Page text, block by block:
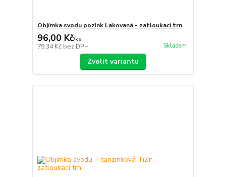
Objímka svodu pozink Lakovaná - zatloukací trn
96,00 Kč/ks
79,34 Kč bez DPH Skladem
Zvolit variantu